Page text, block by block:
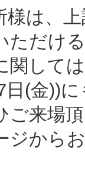
様は、
ただけ
関して
日(金))
ご来場
ジから